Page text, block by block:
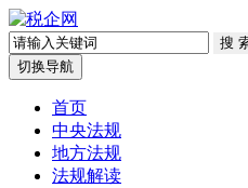
切换导航
首页
中央法规
地方法规
法规解读